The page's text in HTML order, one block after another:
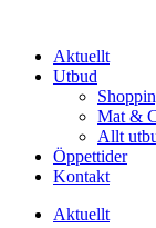
innehållAktuellt
Utbud
Mat &
Allt
Öppettider
Kontakt
Aktuellt